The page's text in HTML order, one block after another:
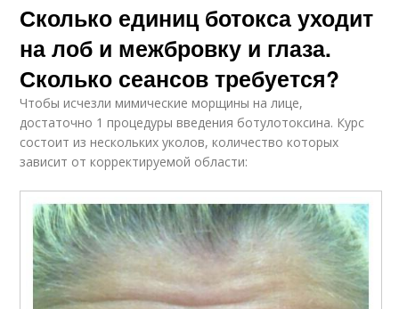
Сколько единиц ботокса уходит
на лоб и межбровку и глаза.
Сколько сеансов требуется?
Чтобы исчезли мимические морщины на лице,
достаточно 1 процедуры введения ботулотоксина. Курс
состоит из нескольких уколов, количество которых
зависит от корректируемой области: